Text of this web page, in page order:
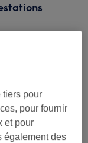
partir de 15 €
à partir de 5 €
tiers pour
pour fournir
et pour
également des